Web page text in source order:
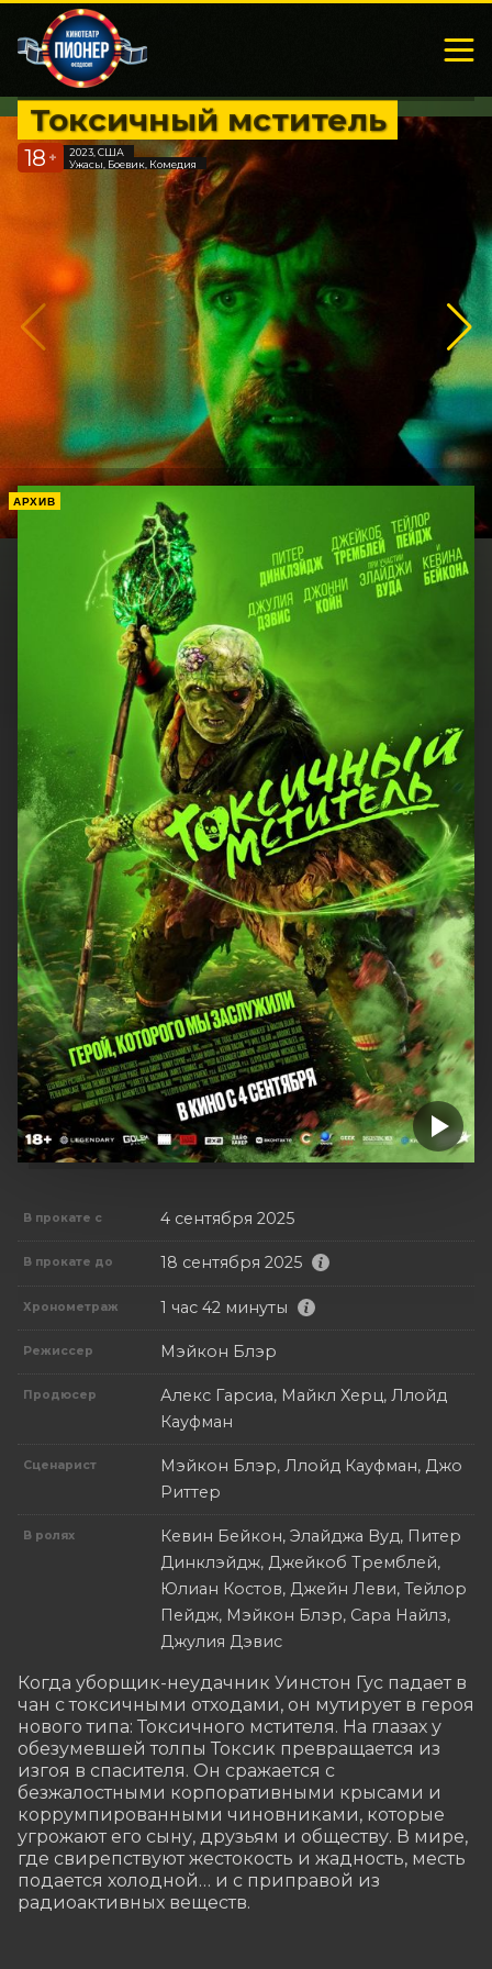
Токсичный мститель
18 +
2023, США
Ужасы, Боевик, Комедия
АРХИВ
В прокате с 4 сентября 2025
В прокате до 18 сентября 2025
Хронометраж 1 час 42 минуты
Режиссер Мэйкон Блэр
Продюсер
Алекс Гарсиа, Майкл Херц, Ллойд
Кауфман
Сценарист
Мэйкон Блэр, Ллойд Кауфман, Джо
Риттер
В ролях
Кевин Бейкон, Элайджа Вуд, Питер
Динклэйдж, Джейкоб Тремблей,
Юлиан Костов, Джейн Леви, Тейлор
Пейдж, Мэйкон Блэр, Сара Найлз,
Джулия Дэвис
Когда уборщик-неудачник Уинстон Гус падает в
чан с токсичными отходами, он мутирует в героя
нового типа: Токсичного мстителя. На глазах у
обезумевшей толпы Токсик превращается из
изгоя в спасителя. Он сражается с
безжалостными корпоративными крысами и
коррумпированными чиновниками, которые
угрожают его сыну, друзьям и обществу. В мире,
где свирепствуют жестокость и жадность, месть
подается холодной… и с приправой из
радиоактивных веществ.